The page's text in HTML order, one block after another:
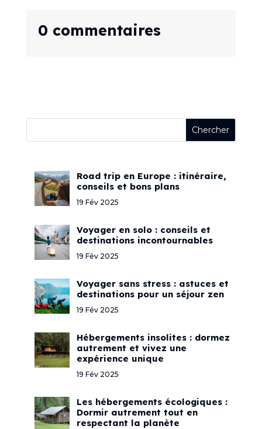
0 commentaires
Road trip en Europe : itinéraire,
conseils et bons plans
19 Fév 2025
Voyager en solo : conseils et
destinations incontournables
19 Fév 2025
Voyager sans stress : astuces et
destinations pour un séjour zen
19 Fév 2025
Hébergements insolites : dormez
autrement et vivez une
expérience unique
19 Fév 2025
Les hébergements écologiques :
Dormir autrement tout en
respectant la planète